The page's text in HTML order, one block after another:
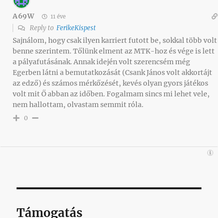
A69W 11 éve
Reply to FerikeKispest
Sajnálom, hogy csak ilyen karriert futott be, sokkal több volt
benne szerintem. Tőlünk elment az MTK-hoz és vége is lett
a pályafutásának. Annak idején volt szerencsém még
Egerben látni a bemutatkozását (Csank János volt akkortájt
az edző) és számos mérkőzését, kevés olyan gyors játékos
volt mit Ő abban az időben. Fogalmam sincs mi lehet vele,
nem hallottam, olvastam semmit róla.
0
Támogatás